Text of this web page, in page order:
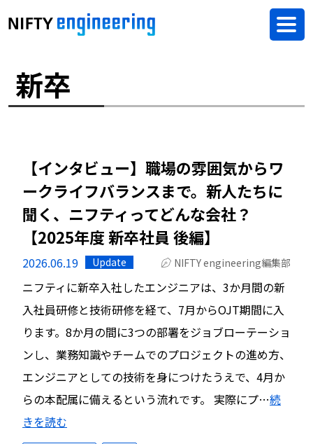
新卒
【インタビュー】職場の雰囲気からワ
ークライフバランスまで。新人たちに
聞く、ニフティってどんな会社？
【2025年度 新卒社員 後編】
2026.06.19 Update NIFTY engineering編集部
ニフティに新卒入社したエンジニアは、3か月間の新
入社員研修と技術研修を経て、7月からOJT期間に入
ります。8か月の間に3つの部署をジョブローテーショ
ンし、業務知識やチームでのプロジェクトの進め方、
エンジニアとしての技術を身につけたうえで、4月か
らの本配属に備えるという流れです。 実際にプ…続
きを読む